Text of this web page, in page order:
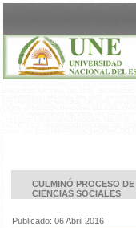
CULMINÓ PROCESO
CIENCIAS SOCIALES
Publicado: 06 Abril 2016